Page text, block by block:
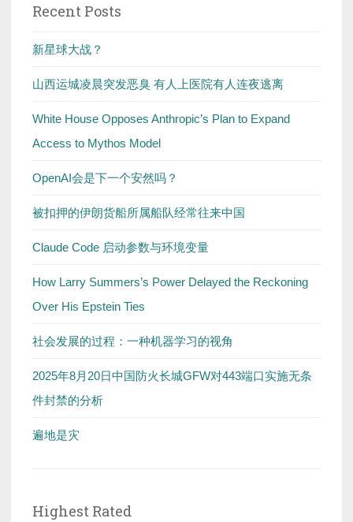
Recent Posts
新星球大战？
山西运城凌晨突发恶臭 有人上医院有人连夜逃离
White House Opposes Anthropic’s Plan to Expand
Access to Mythos Model
OpenAI会是下一个安然吗？
被扣押的伊朗货船所属船队经常往来中国
Claude Code 启动参数与环境变量
How Larry Summers’s Power Delayed the Reckoning
Over His Epstein Ties
社会发展的过程：一种机器学习的视角
2025年8月20日中国防火长城GFW对443端口实施无条
件封禁的分析
遍地是灾
Highest Rated